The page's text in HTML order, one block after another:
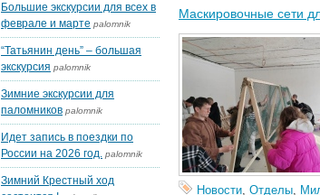
Маскировочные сети
Новости, Отделы,
Большие экскурсии для всех в
феврале и марте palomnik
“Татьянин день” – большая
экскурсия palomnik
Зимние экскурсии для
паломников palomnik
Идет запись в поездки по
России на 2026 год. palomnik
Зимний Крестный ход